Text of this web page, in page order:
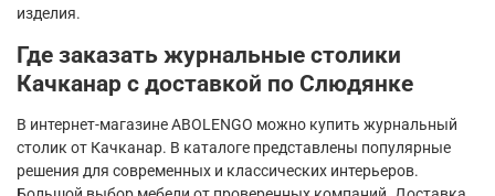
изделия.
Где заказать журнальные столики
Качканар с доставкой по Слюдянке
В интернет-магазине ABOLENGO можно купить журнальный
столик от Качканар. В каталоге представлены популярные
решения для современных и классических интерьеров.